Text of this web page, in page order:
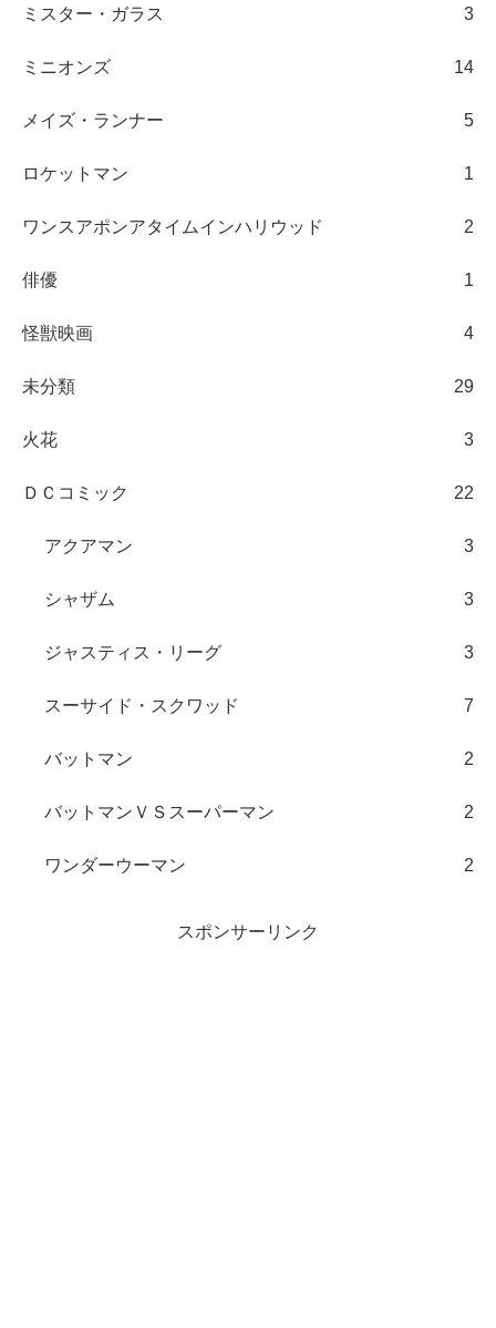
ミスター・ガラス 3
ミニオンズ 14
メイズ・ランナー 5
ロケットマン 1
ワンスアポンアタイムインハリウッド 2
俳優 1
怪獣映画 4
未分類 29
火花 3
ＤＣコミック 22
アクアマン 3
シャザム 3
ジャスティス・リーグ 3
スーサイド・スクワッド 7
バットマン 2
バットマンＶＳスーパーマン 2
ワンダーウーマン 2
スポンサーリンク